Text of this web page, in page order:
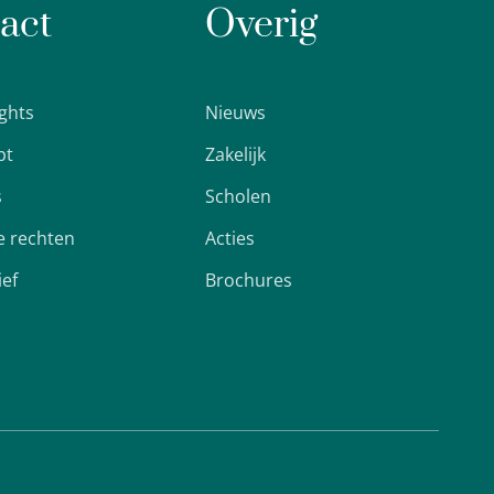
rechten
Overig
Nieuws
Zakelijk
Scholen
Acties
Brochures